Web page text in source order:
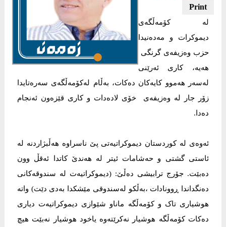
لە کۆمەڵگەی
دیموکرات و مەدەنیدا
حزب وەزیفەی گرنگی
هەیە، کاری ئەرێنی
لەسەر هەموو کایەکان دەکات، بەڵام لەکۆمەڵگەی سەرەتایدا
زۆر جار لە وەزیفەی خۆی لادەدات و کاری قێزەون ئەنجام
دەدا.
ئەوەی لە کوردستان دیموکراتیەتی پێ ناسراوە هەڵبژاردنە لە
ئاستی گشتی و حەشامات ئیتر لە هەندێ کاتدا ئەقڵ وون
دەبێت. جۆرج ترابیشی دەڵێ: (دیموکراتیەت لە سندوقەکانی
دەنگداندا ڕوونادات ،بەڵکو لەسندوقی مێشکدا بەدی دێت) واتە
هوشیاری تاک و کۆمەڵگە ماناو شێوازی دیموکراتیەت دیاری
دەکات کۆمەڵگە هوشیار نەکرێتەوە یاخود هوشیار نەبێت هیچ